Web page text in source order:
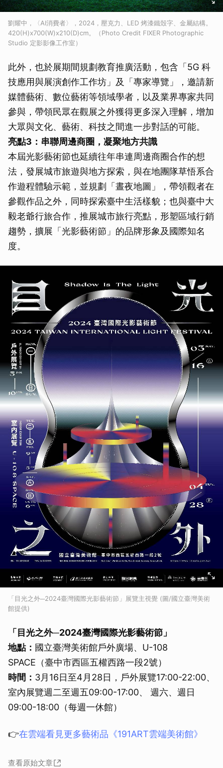
劉耀中，〈AI消費者〉，2024，壓克力、LED 烤漆鐵殼字、金屬結構。
420(H)x700(W)x210(D)cm。（Photo Credit FIXER Photographic
Studio 定影影像工作室）
此外，也於展期間規劃教育推廣活動，包含「5G 科
技應用與展演創作工作坊」及「專家導覽」，邀請新
媒體藝術、數位藝術等領域學者，以及業界專家共同
參與，帶領民眾在觀展之外獲得更多深入理解，增加
大眾與文化、藝術、科技之間進一步對話的可能。
亮點3 ：串聯周邊商圈，凝聚地方共識
本屆光影藝術節也延續往年串連周邊商圈合作的想
法，發展城市旅遊與地方探索，與在地團隊草悟系合
作遊程體驗示範，並規劃「晝夜地圖」，帶領觀者在
參觀作品之外，同時探索臺中生活樣貌；也與臺中大
毅老爺行旅合作，推展城市旅行亮點，形塑區域行銷
趨勢，擴展「光影藝術節」的品牌形象及國際知名
度。
「目光之外─2024臺灣國際光影藝術節」展覽主視覺 (圖/國立臺灣美術
館提供)
「目光之外─2024臺灣國際光影藝術節」
地點： 國立臺灣美術館戶外廣場、U-108
SPACE（臺中市西區五權西路一段2號）
時間： 3月16日至4月28日，戶外展覽17:00-22:00、
室內展覽週二至週五09:00-17:00、 週六、週日
09:00-18:00（每週一休館）
👉在雲端看見更多藝術品《191ART雲端美術館》
查看原始文章
取消